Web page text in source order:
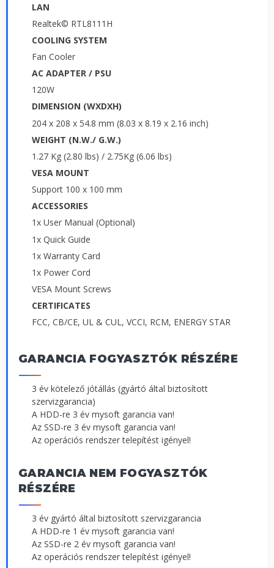
LAN
Realtek© RTL8111H
COOLING SYSTEM
Fan Cooler
AC ADAPTER / PSU
120W
DIMENSION (WXDXH)
204 x 208 x 54.8 mm (8.03 x 8.19 x 2.16 inch)
WEIGHT (N.W./ G.W.)
1.27 Kg (2.80 lbs) / 2.75Kg (6.06 lbs)
VESA MOUNT
Support 100 x 100 mm
ACCESSORIES
1x User Manual (Optional)
1x Quick Guide
1x Warranty Card
1x Power Cord
VESA Mount Screws
CERTIFICATES
FCC, CB/CE, UL & CUL, VCCI, RCM, ENERGY STAR
GARANCIA FOGYASZTÓK RÉSZÉRE
3 év kötelező jótállás (gyártó által biztosított
szervizgarancia)
A HDD-re 3 év mysoft garancia van!
Az SSD-re 3 év mysoft garancia van!
Az operációs rendszer telepítést igényel!
GARANCIA NEM FOGYASZTÓK
RÉSZÉRE
3 év gyártó által biztosított szervizgarancia
A HDD-re 1 év mysoft garancia van!
Az SSD-re 2 év mysoft garancia van!
Az operációs rendszer telepítést igényel!